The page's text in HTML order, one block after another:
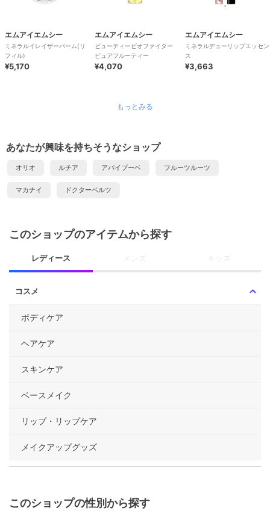
エムアイエムシー
ミネラルイレイザーバーム(リ
フィル)
¥5,170
エムアイエムシー
ビューティービオファイター
ピュアフルーティー
¥4,070
エムアイエムシー
ミネラルデューリップエッセン
ス
¥3,663
もっとみる
あなたが興味を持ちそうなショップ
オリオ ルチア アバイブーベ フルーツルーツ
マカナイ ドクターベルツ
このショップのアイテムから探す
レディース メンズ キッズ
コスメ
ボディケア
ヘアケア
スキンケア
ベースメイク
リップ・リップケア
メイクアップグッズ
このショップの性別から探す